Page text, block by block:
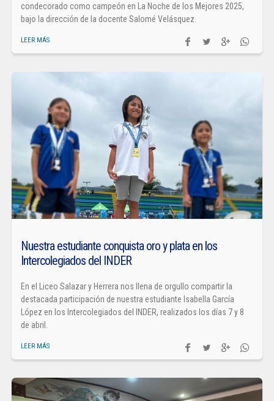
condecorado como campeón en La Noche de los Mejores 2025,
bajo la dirección de la docente Salomé Velásquez.
LEER MÁS
Nuestra estudiante conquista oro y plata en los
Intercolegiados del INDER
En el Liceo Salazar y Herrera nos llena de orgullo compartir la
destacada participación de nuestra estudiante Isabella García
López en los Intercolegiados del INDER, realizados los días 7 y 8
de abril.
LEER MÁS